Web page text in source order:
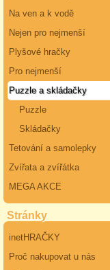
Na ven a k vodě
Nejen pro nejmenší
Plyšové hračky
Pro nejmenší
Puzzle a skládačky
Puzzle
Skládačky
Tetování a samolepky
Zvířata a zvířátka
MEGA AKCE
Stránky
inetHRAČKY
Proč nakupovat u nás